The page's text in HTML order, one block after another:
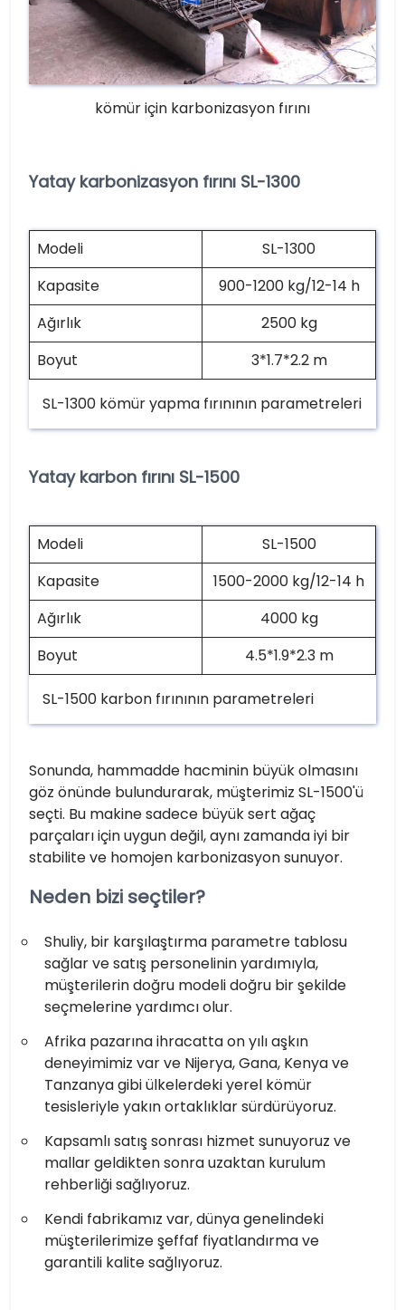
kömür için karbonizasyon fırını
Yatay karbonizasyon fırını SL-1300
Modeli
SL-1300
Kapasite
900-1200 kg/12-14 h
Ağırlık
2500 kg
Boyut
3*1.7*2.2 m
SL-1300 kömür yapma fırınının parametreleri
Yatay karbon fırını SL-1500
Modeli
SL-1500
Kapasite
1500-2000 kg/12-14 h
Ağırlık
4000 kg
Boyut
4.5*1.9*2.3 m
SL-1500 karbon fırınının parametreleri
Sonunda, hammadde hacminin büyük olmasını
göz önünde bulundurarak, müşterimiz SL-1500'ü
seçti. Bu makine sadece büyük sert ağaç
parçaları için uygun değil, aynı zamanda iyi bir
stabilite ve homojen karbonizasyon sunuyor.
Neden bizi seçtiler?
Shuliy, bir karşılaştırma parametre tablosu
sağlar ve satış personelinin yardımıyla,
müşterilerin doğru modeli doğru bir şekilde
seçmelerine yardımcı olur.
Afrika pazarına ihracatta on yılı aşkın
deneyimimiz var ve Nijerya, Gana, Kenya ve
Tanzanya gibi ülkelerdeki yerel kömür
tesisleriyle yakın ortaklıklar sürdürüyoruz.
Kapsamlı satış sonrası hizmet sunuyoruz ve
mallar geldikten sonra uzaktan kurulum
rehberliği sağlıyoruz.
Kendi fabrikamız var, dünya genelindeki
müşterilerimize şeffaf fiyatlandırma ve
garantili kalite sağlıyoruz.